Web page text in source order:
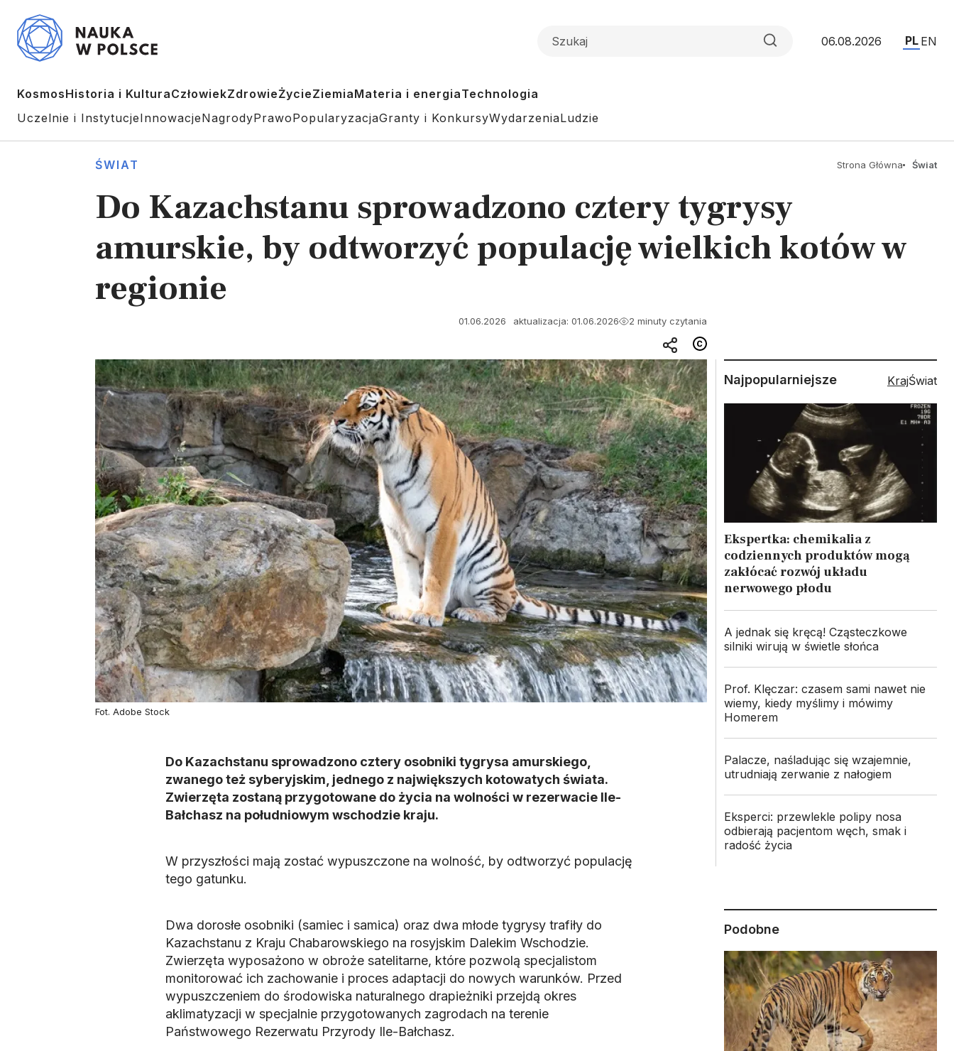
06.08.2026 PL EN
KosmosHistoria i KulturaCzłowiekZdrowieŻycieZiemiaMateria i energiaTechnologia
Uczelnie i InstytucjeInnowacjeNagrodyPrawoPopularyzacjaGranty i KonkursyWydarzeniaLudzie
ŚWIAT Strona Główna Świat
Do Kazachstanu sprowadzono cztery tygrysy
amurskie, by odtworzyć populację wielkich kotów w
regionie
01.06.2026 aktualizacja: 01.06.2026 2 minuty czytania
Fot. Adobe Stock
Do Kazachstanu sprowadzono cztery osobniki tygrysa amurskiego,
zwanego też syberyjskim, jednego z największych kotowatych świata.
Zwierzęta zostaną przygotowane do życia na wolności w rezerwacie Ile-
Bałchasz na południowym wschodzie kraju.
W przyszłości mają zostać wypuszczone na wolność, by odtworzyć populację
tego gatunku.
Dwa dorosłe osobniki (samiec i samica) oraz dwa młode tygrysy trafiły do
Kazachstanu z Kraju Chabarowskiego na rosyjskim Dalekim Wschodzie.
Zwierzęta wyposażono w obroże satelitarne, które pozwolą specjalistom
monitorować ich zachowanie i proces adaptacji do nowych warunków. Przed
wypuszczeniem do środowiska naturalnego drapieżniki przejdą okres
aklimatyzacji w specjalnie przygotowanych zagrodach na terenie
Państwowego Rezerwatu Przyrody Ile-Bałchasz.
Najpopularniejsze KrajŚwiat
Ekspertka: chemikalia z
codziennych produktów mogą
zakłócać rozwój układu
nerwowego płodu
A jednak się kręcą! Cząsteczkowe
silniki wirują w świetle słońca
Prof. Klęczar: czasem sami nawet nie
wiemy, kiedy myślimy i mówimy
Homerem
Palacze, naśladując się wzajemnie,
utrudniają zerwanie z nałogiem
Eksperci: przewlekle polipy nosa
odbierają pacjentom węch, smak i
radość życia
Podobne